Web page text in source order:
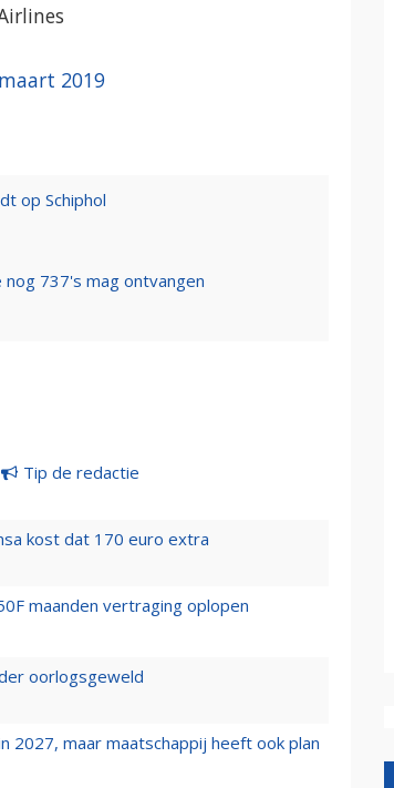
2019
op Schiphol
nog 737's mag ontvangen
Tip de redactie
kost dat 170 euro extra
maanden vertraging oplopen
oorlogsgeweld
2027, maar maatschappij heeft ook plan